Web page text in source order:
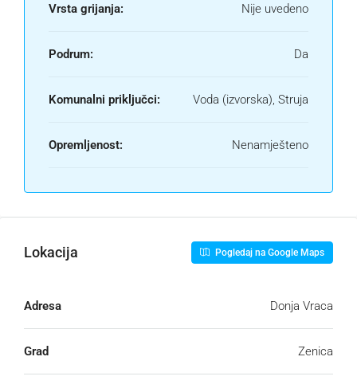
Vrsta grijanja: Nije uvedeno
Podrum: Da
Komunalni priključci: Voda (izvorska), Struja
Opremljenost: Nenamješteno
Lokacija Pogledaj na Google Maps
Adresa Donja Vraca
Grad Zenica